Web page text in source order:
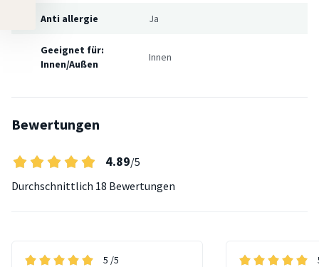
Anti allergie Ja
Geeignet für:
Innen/Außen
Innen
Bewertungen
4.89/5
Durchschnittlich 18 Bewertungen
5 /5